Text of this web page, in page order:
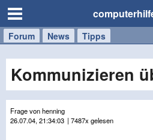
Forum News Tipps
Handy
Tablet
Windows
Mac
Kommunizieren
Frage von henning
26.07.04, 21:34:03 | 7487x gelesen